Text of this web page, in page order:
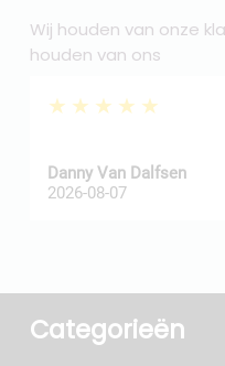
Wij houden van onze
houden van ons
★★★★★
Danny Van Dalfsen
2026-08-07
Categorieën